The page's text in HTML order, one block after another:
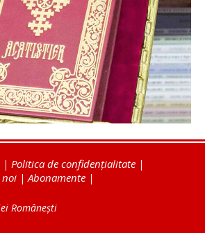
| Politica de confidențialitate |
noi |Abonamente |
Românești